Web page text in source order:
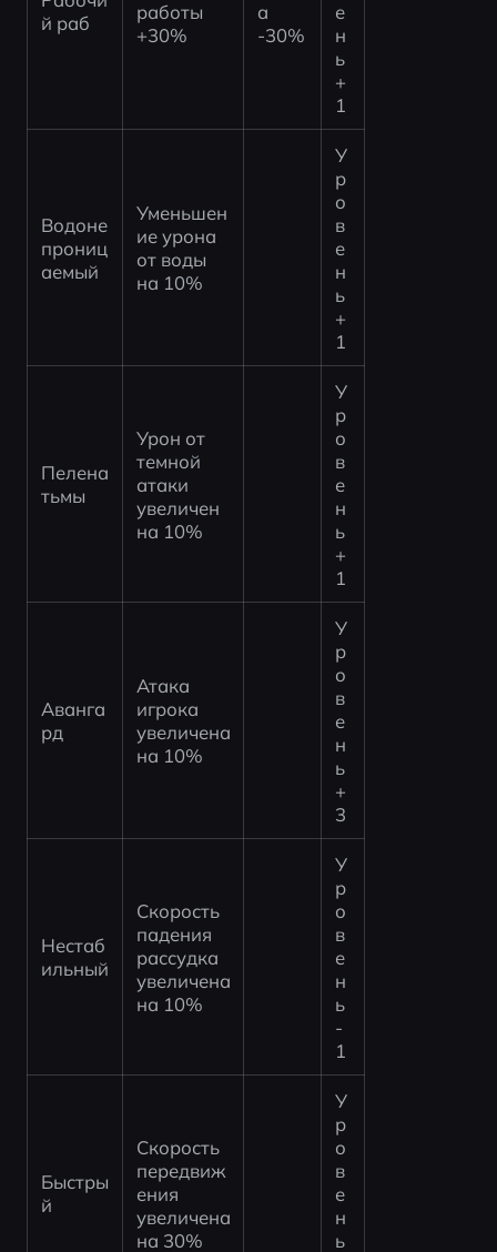
й раб
работы
+30%
а
-30%
е
н
ь
+
1
Водоне
прониц
аемый
Уменьшен
ие урона
от воды
на 10%
У
р
о
в
е
н
ь
+
1
Пелена
тьмы
Урон от
темной
атаки
увеличен
на 10%
У
р
о
в
е
н
ь
+
1
Аванга
рд
Атака
игрока
увеличена
на 10%
У
р
о
в
е
н
ь
+
3
Нестаб
ильный
Скорость
падения
рассудка
увеличена
на 10%
У
р
о
в
е
н
ь
-
1
Быстры
й
Скорость
передвиж
ения
увеличена
на 30%
У
р
о
в
е
н
ь